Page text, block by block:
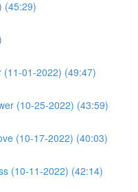
(45:29)
(11-01-2022) (49:47)
(10-25-2022) (43:59)
(10-17-2022) (40:03)
(10-11-2022) (42:14)